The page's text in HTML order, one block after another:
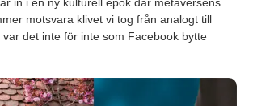
in i en ny kulturell epok där metaversens
motsvara klivet vi tog från analogt till
det inte för inte som Facebook bytte